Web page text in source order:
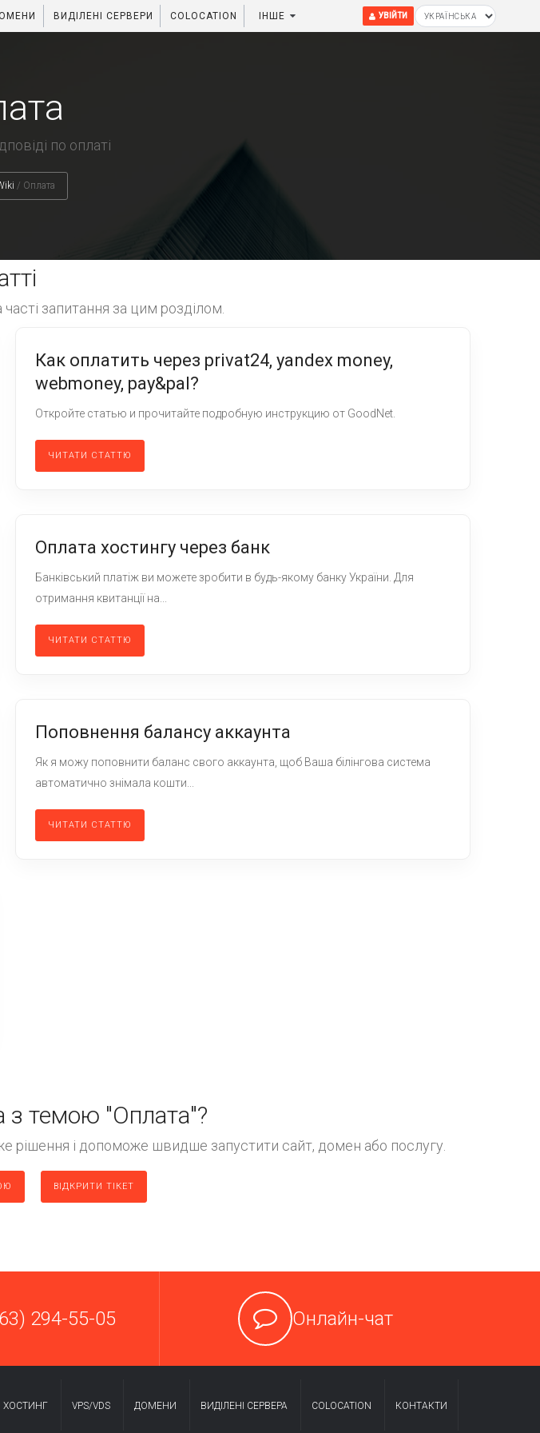
ВИДІЛЕНІ СЕРВЕРИ COLOCATION ІНШЕ УВІЙТИ
по оплаті
/ Оплата
часті запитання за цим розділом.
Как оплатить через privat24, yandex money,
webmoney, pay&pal?
Откройте статью и прочитайте подробную инструкцию от GoodNet.
ЧИТАТИ СТАТТЮ
Оплата хостингу через банк
Банківський платіж ви можете зробити в будь-якому банку України. Для
отримання квитанції на...
ЧИТАТИ СТАТТЮ
Поповнення балансу аккаунта
Як я можу поповнити баланс свого аккаунта, щоб Ваша білінгова система
автоматично знімала кошти...
ЧИТАТИ СТАТТЮ
з темою "Оплата"?
рішення і допоможе швидше запустити сайт, домен або послугу.
ВІДКРИТИ ТІКЕТ
294-55-05 Онлайн-чат
ХОСТИНГ VPS/VDS ДОМЕНИ ВИДІЛЕНІ CЕРВЕРА COLOCATION КОНТАКТИ